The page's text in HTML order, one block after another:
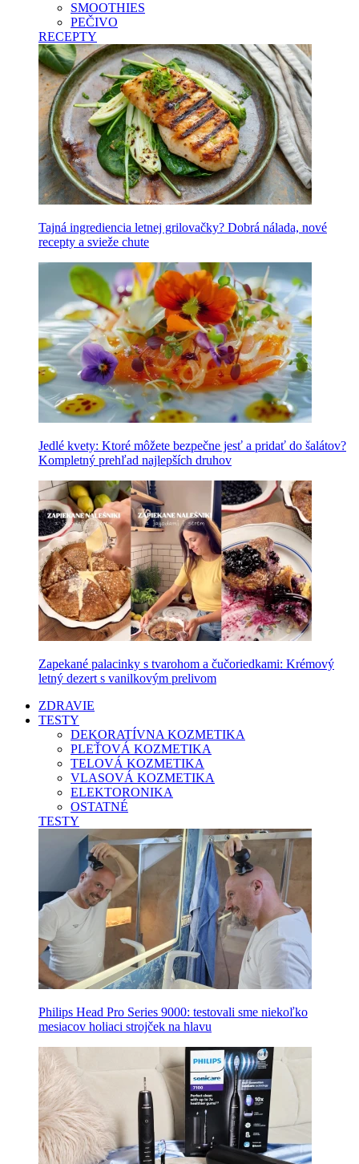
SMOOTHIES
PEČIVO
RECEPTY
Tajná ingrediencia letnej grilovačky? Dobrá nálada, nové
recepty a svieže chute
Jedlé kvety: Ktoré môžete bezpečne jesť a pridať do šalátov?
Kompletný prehľad najlepších druhov
Zapekané palacinky s tvarohom a čučoriedkami: Krémový
letný dezert s vanilkovým prelivom
ZDRAVIE
TESTY
DEKORATÍVNA KOZMETIKA
PLEŤOVÁ KOZMETIKA
TELOVÁ KOZMETIKA
VLASOVÁ KOZMETIKA
ELEKTORONIKA
OSTATNÉ
TESTY
Philips Head Pro Series 9000: testovali sme niekoľko
mesiacov holiaci strojček na hlavu